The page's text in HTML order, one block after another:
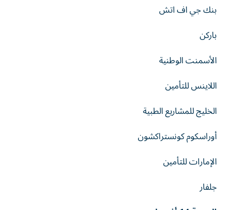
بنك جي اف اتش
باركن
الأسمنت الوطنية
اللاينس للتأمين
الخليج للمشاريع الطبية
أوراسكوم كونستراكشون
الإمارات للتأمين
جلفار